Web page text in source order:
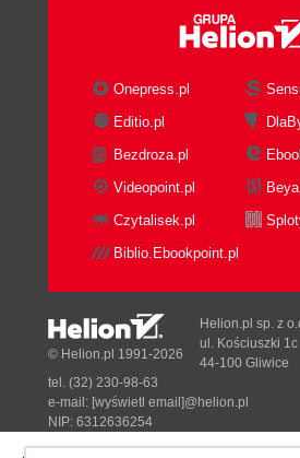
Onepress.pl
Editio.pl
Bezdroza.pl
Videopoint.pl
Czytalisek.pl
Biblio.Ebookpoint.pl
© Helion.pl 1991-2026
Helion.pl sp. z
ul. Kościuszki 1c
44-100 Gliwice
tel. (32) 230-98-63
e-mail: [wyświetl email]@helion.pl
NIP: 6312636254